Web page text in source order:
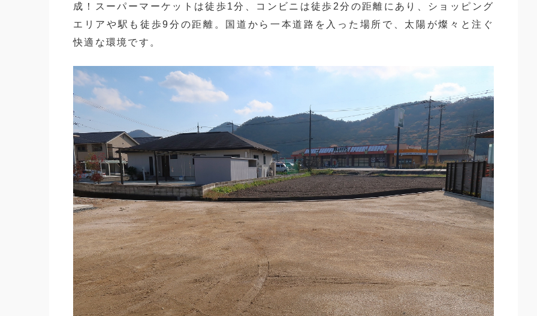
成！スーパーマーケットは徒歩1分、コンビニは徒歩2分の距離にあり、ショッピング
エリアや駅も徒歩9分の距離。国道から一本道路を入った場所で、太陽が燦々と注ぐ
快適な環境です。